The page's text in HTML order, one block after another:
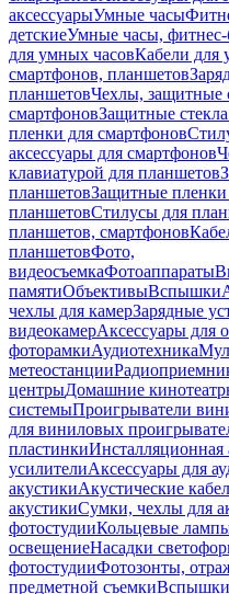
аксессуарыУмные часы
детскиеУмные часы, фитнес-
для умных часовКабели для
смартфонов, планшетов
планшетовЧехлы, защитные
смартфоновЗащитные
пленки для смартфонов
аксессуары для смартфонов
клавиатурой для планшетов
планшетовЗащитные пленки
планшетовСтилусы для
планшетов, смартфонов
планшетовФото,
видеосъемкаФотоаппараты
памятиОбъективыВспышки
чехлы для камерЗарядные
видеокамерАксессуары для
фоторамкиАудиотехника
метеостанции
центрыДомашние
системыПроигрыватели
для виниловых
пластинкиИнсталляционная
усилителиАксессуары для
акустикиАкустические
акустикиСумки, чехлы для
фотостудииКольцевые
освещениеНасадки
фотостудииФотозонты,
предметной съемкиВспышки